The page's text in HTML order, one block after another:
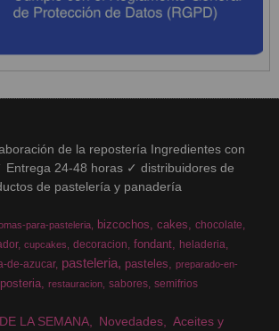
de la repostería Ingredientes con
Entrega 24-48 horas ✓ distribuidores de
de pastelería y panadería
para-pasteleria bizcochos cakes chocolate
cupcakes decoracion fondant
heladeria
de-azucar pasteleria pasteles
preparado-en-
restauracion sabores semifrios
LA SEMANA Novedades
Aceites y